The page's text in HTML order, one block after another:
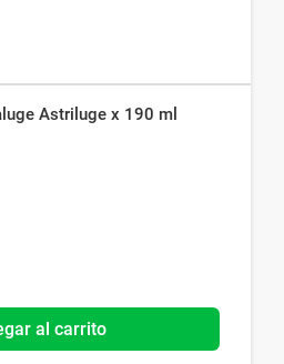
Astriluge x 190 ml
al carrito